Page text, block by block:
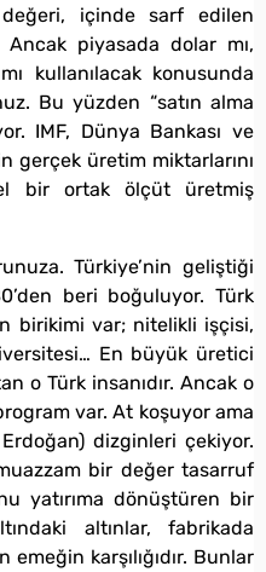
içinde sarf edilen
piyasada dolar mı,
kullanılacak konusunda
Bu yüzden “satın alma
IMF, Dünya Bankası ve
gerçek üretim miktarlarını
bir ortak ölçüt üretmiş
Türkiye’nin geliştiği
beri boğuluyor. Türk
birikimi var; nitelikli işçisi,
En büyük üretici
o Türk insanıdır. Ancak o
var. At koşuyor ama
dizginleri çekiyor.
bir değer tasarruf
yatırıma dönüştüren bir
altınlar, fabrikada
karşılığıdır. Bunlar